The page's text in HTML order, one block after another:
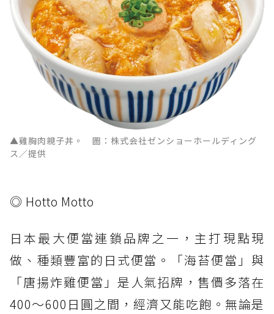
▲雞胸肉親子丼。 圖：株式会社ゼンショーホールディング
ス／提供
◎ Hotto Motto
日本最大便當連鎖品牌之一，主打現點現
做、種類豐富的日式便當。「海苔便當」與
「唐揚炸雞便當」是人氣招牌，售價多落在
400～600日圓之間，經濟又能吃飽。無論是